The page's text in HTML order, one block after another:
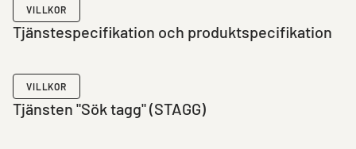
VILLKOR
Tjänstespecifikation och produktspecifikation
VILLKOR
Tjänsten "Sök tagg" (STAGG)